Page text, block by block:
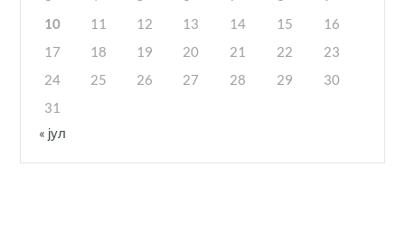
10
11 12 13 14 15
16
17
18 19 20 21 22
23
24
25 26 27 28 29
30
31
« јул